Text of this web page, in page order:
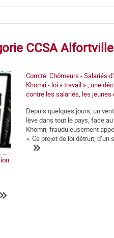
CCSA Alfortville
Comité Chômeurs - Salariés
Khomri - loi « travail » , une
contre les salariés, les jeunes
Depuis quelques jours, un
lève dans tout le pays, face
Khomri, frauduleusement
». Ce projet de loi détruit, d’un